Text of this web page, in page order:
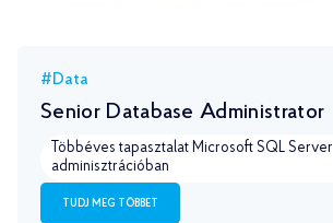
#Data
Senior Database Administrator
Többéves tapasztalat Microsoft SQL Server
adminisztrációban
TUDJ MEG TÖBBET